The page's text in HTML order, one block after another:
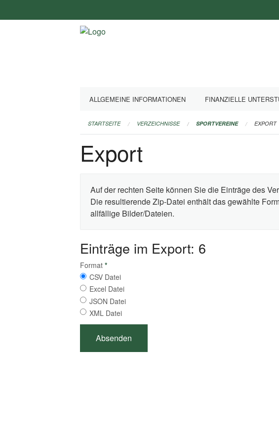
überspringen
ALLGEMEINE INFORMATIONEN FINANZIELLE
STARTSEITE VERZEICHNISSE SPORTVEREINE EXPORT
Export
Auf der rechten Seite können Sie die Einträge des
Die resultierende Zip-Datei enthält das gewählte
allfällige Bilder/Dateien.
Einträge im Export: 6
Format *
CSV Datei
Excel Datei
JSON Datei
XML Datei